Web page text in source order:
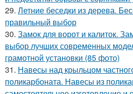
29. Летние беседки из дерева.
правильный выбор
30. Замок для ворот и калиток.
выбор лучших современных
грамотной установки (85 фото)
31. Навесы над крыльцом
поликарбоната. Навесы из